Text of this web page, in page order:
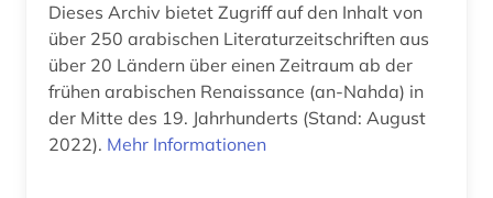
patente (1)
pazifischer ozean (1)
pflanzen (1)
Dieses Archiv bietet Zugriff auf den Inhalt von
über 250 arabischen Literaturzeitschriften aus
über 20 Ländern über einen Zeitraum ab der
frühen arabischen Renaissance (an-Nahda) in
der Mitte des 19. Jahrhunderts (Stand: August
2022). Mehr Informationen